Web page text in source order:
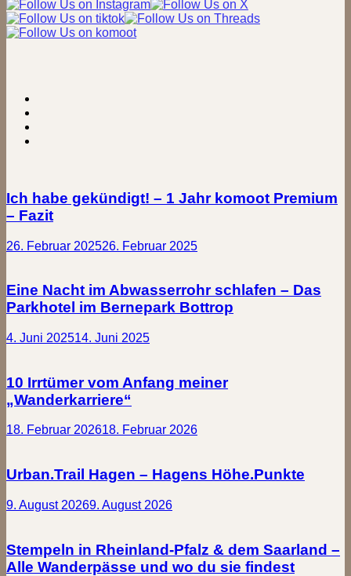
Ich habe gekündigt! – 1 Jahr komoot Premium
– Fazit
26. Februar 202526. Februar 2025
Eine Nacht im Abwasserrohr schlafen – Das
Parkhotel im Bernepark Bottrop
4. Juni 202514. Juni 2025
10 Irrtümer vom Anfang meiner
„Wanderkarriere“
18. Februar 202618. Februar 2026
Urban.Trail Hagen – Hagens Höhe.Punkte
9. August 20269. August 2026
Stempeln in Rheinland-Pfalz & dem Saarland –
Alle Wanderpässe und wo du sie findest